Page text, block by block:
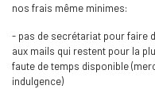
nos frais même minimes:
- pas de secrétariat pour faire
aux mails qui restent pour la
faute de temps disponible
indulgence)